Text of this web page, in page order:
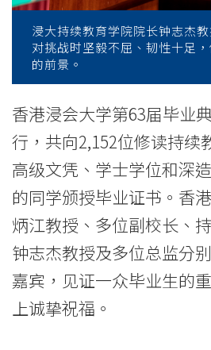
院
消
息
国
际
学
院
浸大持续教育学院院长钟志杰
对挑战时坚毅不屈、韧性十足
的前景。
香港浸会大学第63届毕业
行，共向2,152位修读持续
高级文凭、学士学位和深
的同学颁授毕业证书。香
炳江教授、多位副校长、
钟志杰教授及多位总监分
嘉宾，见证一众毕业生的
上诚挚祝福。